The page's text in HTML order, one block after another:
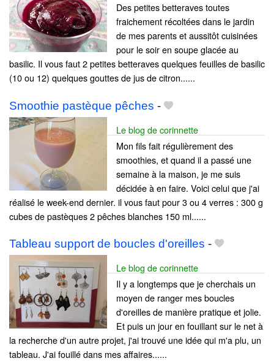
Des petites betteraves toutes
fraichement récoltées dans le jardin
de mes parents et aussitôt cuisinées
pour le soir en soupe glacée au
basilic. Il vous faut 2 petites betteraves quelques feuilles de basilic
(10 ou 12) quelques gouttes de jus de citron......
Smoothie pastèque pêches -
Le blog de corinnette
Mon fils fait régulièrement des
smoothies, et quand il a passé une
semaine à la maison, je me suis
décidée à en faire. Voici celui que j'ai
réalisé le week-end dernier. il vous faut pour 3 ou 4 verres : 300 g
cubes de pastèques 2 pêches blanches 150 ml......
Tableau support de boucles d'oreilles -
Le blog de corinnette
Il y a longtemps que je cherchais un
moyen de ranger mes boucles
d'oreilles de manière pratique et jolie.
Et puis un jour en fouillant sur le net à
la recherche d'un autre projet, j'ai trouvé une idée qui m'a plu, un
tableau. J'ai fouillé dans mes affaires......